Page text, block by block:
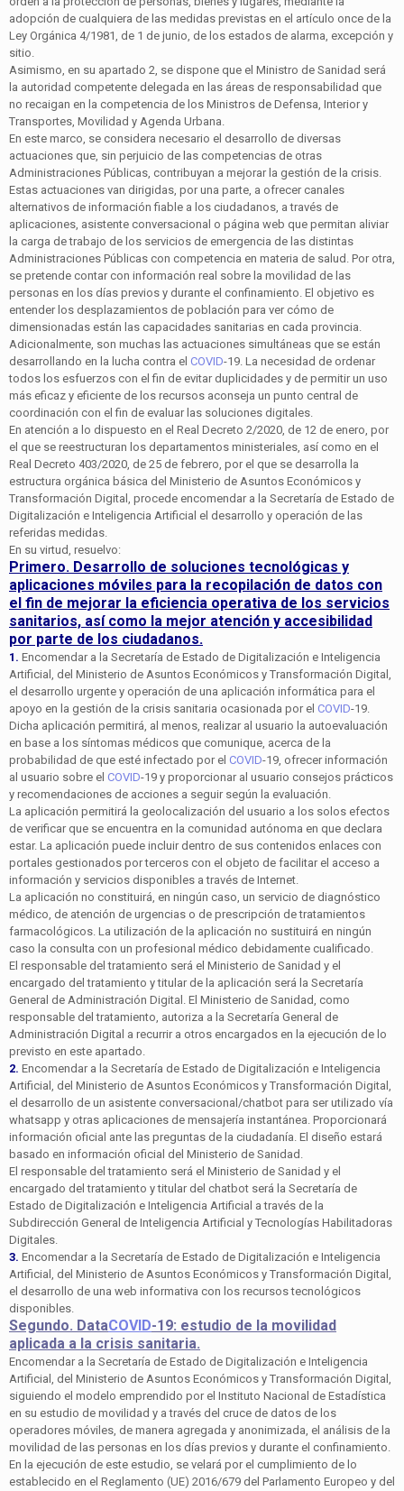
adopción de cualquiera de las medidas previstas en el artículo once de la
Ley Orgánica 4/1981, de 1 de junio, de los estados de alarma, excepción y
sitio.
Asimismo, en su apartado 2, se dispone que el Ministro de Sanidad será
la autoridad competente delegada en las áreas de responsabilidad que
no recaigan en la competencia de los Ministros de Defensa, Interior y
Transportes, Movilidad y Agenda Urbana.
En este marco, se considera necesario el desarrollo de diversas
actuaciones que, sin perjuicio de las competencias de otras
Administraciones Públicas, contribuyan a mejorar la gestión de la crisis.
Estas actuaciones van dirigidas, por una parte, a ofrecer canales
alternativos de información fiable a los ciudadanos, a través de
aplicaciones, asistente conversacional o página web que permitan aliviar
la carga de trabajo de los servicios de emergencia de las distintas
Administraciones Públicas con competencia en materia de salud. Por otra,
se pretende contar con información real sobre la movilidad de las
personas en los días previos y durante el confinamiento. El objetivo es
entender los desplazamientos de población para ver cómo de
dimensionadas están las capacidades sanitarias en cada provincia.
Adicionalmente, son muchas las actuaciones simultáneas que se están
desarrollando en la lucha contra el COVID-19. La necesidad de ordenar
todos los esfuerzos con el fin de evitar duplicidades y de permitir un uso
más eficaz y eficiente de los recursos aconseja un punto central de
coordinación con el fin de evaluar las soluciones digitales.
En atención a lo dispuesto en el Real Decreto 2/2020, de 12 de enero, por
el que se reestructuran los departamentos ministeriales, así como en el
Real Decreto 403/2020, de 25 de febrero, por el que se desarrolla la
estructura orgánica básica del Ministerio de Asuntos Económicos y
Transformación Digital, procede encomendar a la Secretaría de Estado de
Digitalización e Inteligencia Artificial el desarrollo y operación de las
referidas medidas.
En su virtud, resuelvo:
Primero. Desarrollo de soluciones tecnológicas y
aplicaciones móviles para la recopilación de datos con
el fin de mejorar la eficiencia operativa de los servicios
sanitarios, así como la mejor atención y accesibilidad
por parte de los ciudadanos.
1. Encomendar a la Secretaría de Estado de Digitalización e Inteligencia
Artificial, del Ministerio de Asuntos Económicos y Transformación Digital,
el desarrollo urgente y operación de una aplicación informática para el
apoyo en la gestión de la crisis sanitaria ocasionada por el COVID-19.
Dicha aplicación permitirá, al menos, realizar al usuario la autoevaluación
en base a los síntomas médicos que comunique, acerca de la
probabilidad de que esté infectado por el COVID-19, ofrecer información
al usuario sobre el COVID-19 y proporcionar al usuario consejos prácticos
y recomendaciones de acciones a seguir según la evaluación.
La aplicación permitirá la geolocalización del usuario a los solos efectos
de verificar que se encuentra en la comunidad autónoma en que declara
estar. La aplicación puede incluir dentro de sus contenidos enlaces con
portales gestionados por terceros con el objeto de facilitar el acceso a
información y servicios disponibles a través de Internet.
La aplicación no constituirá, en ningún caso, un servicio de diagnóstico
médico, de atención de urgencias o de prescripción de tratamientos
farmacológicos. La utilización de la aplicación no sustituirá en ningún
caso la consulta con un profesional médico debidamente cualificado.
El responsable del tratamiento será el Ministerio de Sanidad y el
encargado del tratamiento y titular de la aplicación será la Secretaría
General de Administración Digital. El Ministerio de Sanidad, como
responsable del tratamiento, autoriza a la Secretaría General de
Administración Digital a recurrir a otros encargados en la ejecución de lo
previsto en este apartado.
2. Encomendar a la Secretaría de Estado de Digitalización e Inteligencia
Artificial, del Ministerio de Asuntos Económicos y Transformación Digital,
el desarrollo de un asistente conversacional/chatbot para ser utilizado vía
whatsapp y otras aplicaciones de mensajería instantánea. Proporcionará
información oficial ante las preguntas de la ciudadanía. El diseño estará
basado en información oficial del Ministerio de Sanidad.
El responsable del tratamiento será el Ministerio de Sanidad y el
encargado del tratamiento y titular del chatbot será la Secretaría de
Estado de Digitalización e Inteligencia Artificial a través de la
Subdirección General de Inteligencia Artificial y Tecnologías Habilitadoras
Digitales.
3. Encomendar a la Secretaría de Estado de Digitalización e Inteligencia
Artificial, del Ministerio de Asuntos Económicos y Transformación Digital,
el desarrollo de una web informativa con los recursos tecnológicos
disponibles.
Segundo. DataCOVID-19: estudio de la movilidad
aplicada a la crisis sanitaria.
Encomendar a la Secretaría de Estado de Digitalización e Inteligencia
Artificial, del Ministerio de Asuntos Económicos y Transformación Digital,
siguiendo el modelo emprendido por el Instituto Nacional de Estadística
en su estudio de movilidad y a través del cruce de datos de los
operadores móviles, de manera agregada y anonimizada, el análisis de la
movilidad de las personas en los días previos y durante el confinamiento.
En la ejecución de este estudio, se velará por el cumplimiento de lo
establecido en el Reglamento (UE) 2016/679 del Parlamento Europeo y del